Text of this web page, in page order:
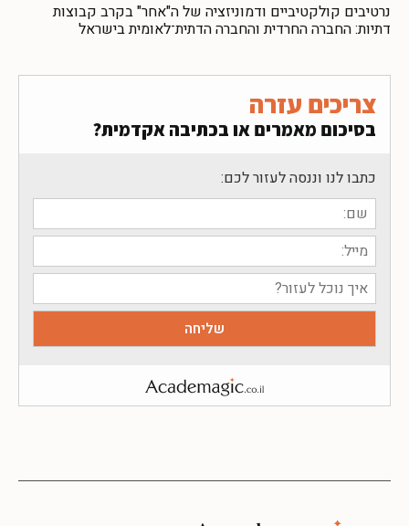
נרטיבים קולקטיביים ודמוניזציה של ה"אחר" בקרב קבוצות
דתיות: החברה החרדית והחברה הדתית־לאומית בישראל
צריכים עזרה
בסיכום מאמרים או בכתיבה אקדמית?
כתבו לנו וננסה לעזור לכם: